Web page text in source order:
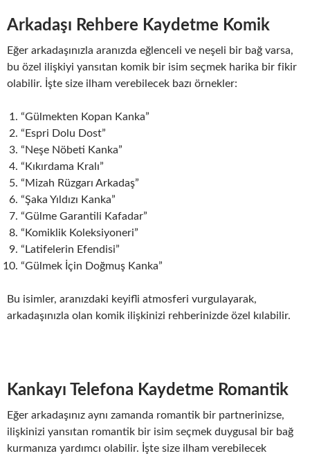
Arkadaşı Rehbere Kaydetme Komik
Eğer arkadaşınızla aranızda eğlenceli ve neşeli bir bağ varsa,
bu özel ilişkiyi yansıtan komik bir isim seçmek harika bir fikir
olabilir. İşte size ilham verebilecek bazı örnekler:
“Gülmekten Kopan Kanka”
“Espri Dolu Dost”
“Neşe Nöbeti Kanka”
“Kıkırdama Kralı”
“Mizah Rüzgarı Arkadaş”
“Şaka Yıldızı Kanka”
“Gülme Garantili Kafadar”
“Komiklik Koleksiyoneri”
“Latifelerin Efendisi”
“Gülmek İçin Doğmuş Kanka”
Bu isimler, aranızdaki keyifli atmosferi vurgulayarak,
arkadaşınızla olan komik ilişkinizi rehberinizde özel kılabilir.
Kankayı Telefona Kaydetme Romantik
Eğer arkadaşınız aynı zamanda romantik bir partnerinizse,
ilişkinizi yansıtan romantik bir isim seçmek duygusal bir bağ
kurmanıza yardımcı olabilir. İşte size ilham verebilecek